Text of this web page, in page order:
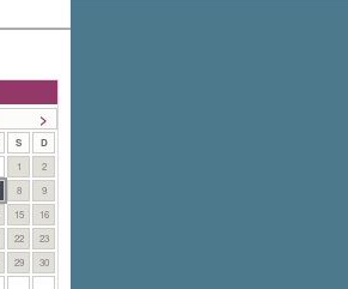
>
S
D
1
2
8
9
15
16
22
23
29
30